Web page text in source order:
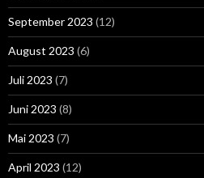
September 2023 (12)
August 2023 (6)
Juli 2023 (7)
Juni 2023 (8)
Mai 2023 (7)
April 2023 (12)